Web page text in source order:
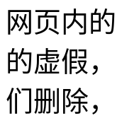
网页内
的虚假
们删除